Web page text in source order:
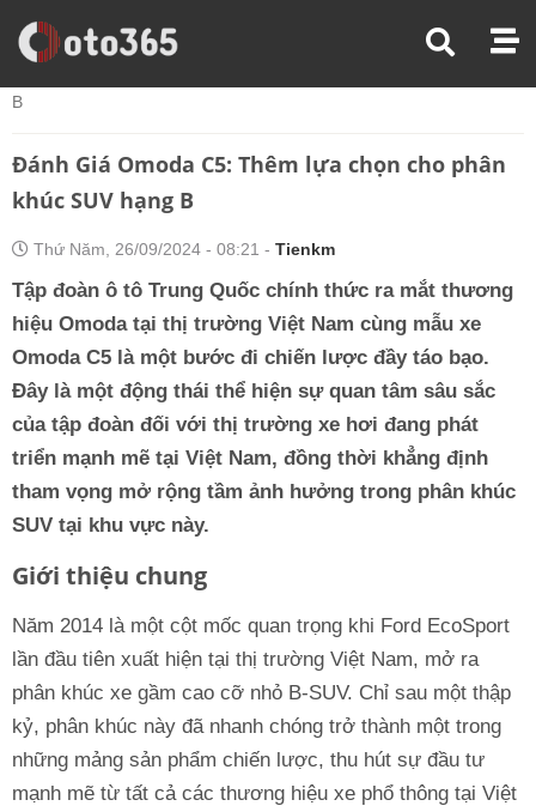
Trang Chủ
Đánh Giá Xe
B
Đánh Giá Omoda C5: Thêm lựa chọn cho phân
khúc SUV hạng B
Thứ Năm, 26/09/2024 - 08:21 - Tienkm
Tập đoàn ô tô Trung Quốc chính thức ra mắt thương
hiệu Omoda tại thị trường Việt Nam cùng mẫu xe
Omoda C5 là một bước đi chiến lược đầy táo bạo.
Đây là một động thái thể hiện sự quan tâm sâu sắc
của tập đoàn đối với thị trường xe hơi đang phát
triển mạnh mẽ tại Việt Nam, đồng thời khẳng định
tham vọng mở rộng tầm ảnh hưởng trong phân khúc
SUV tại khu vực này.
Giới thiệu chung
Năm 2014 là một cột mốc quan trọng khi Ford EcoSport
lần đầu tiên xuất hiện tại thị trường Việt Nam, mở ra
phân khúc xe gầm cao cỡ nhỏ B-SUV. Chỉ sau một thập
kỷ, phân khúc này đã nhanh chóng trở thành một trong
những mảng sản phẩm chiến lược, thu hút sự đầu tư
mạnh mẽ từ tất cả các thương hiệu xe phổ thông tại Việt